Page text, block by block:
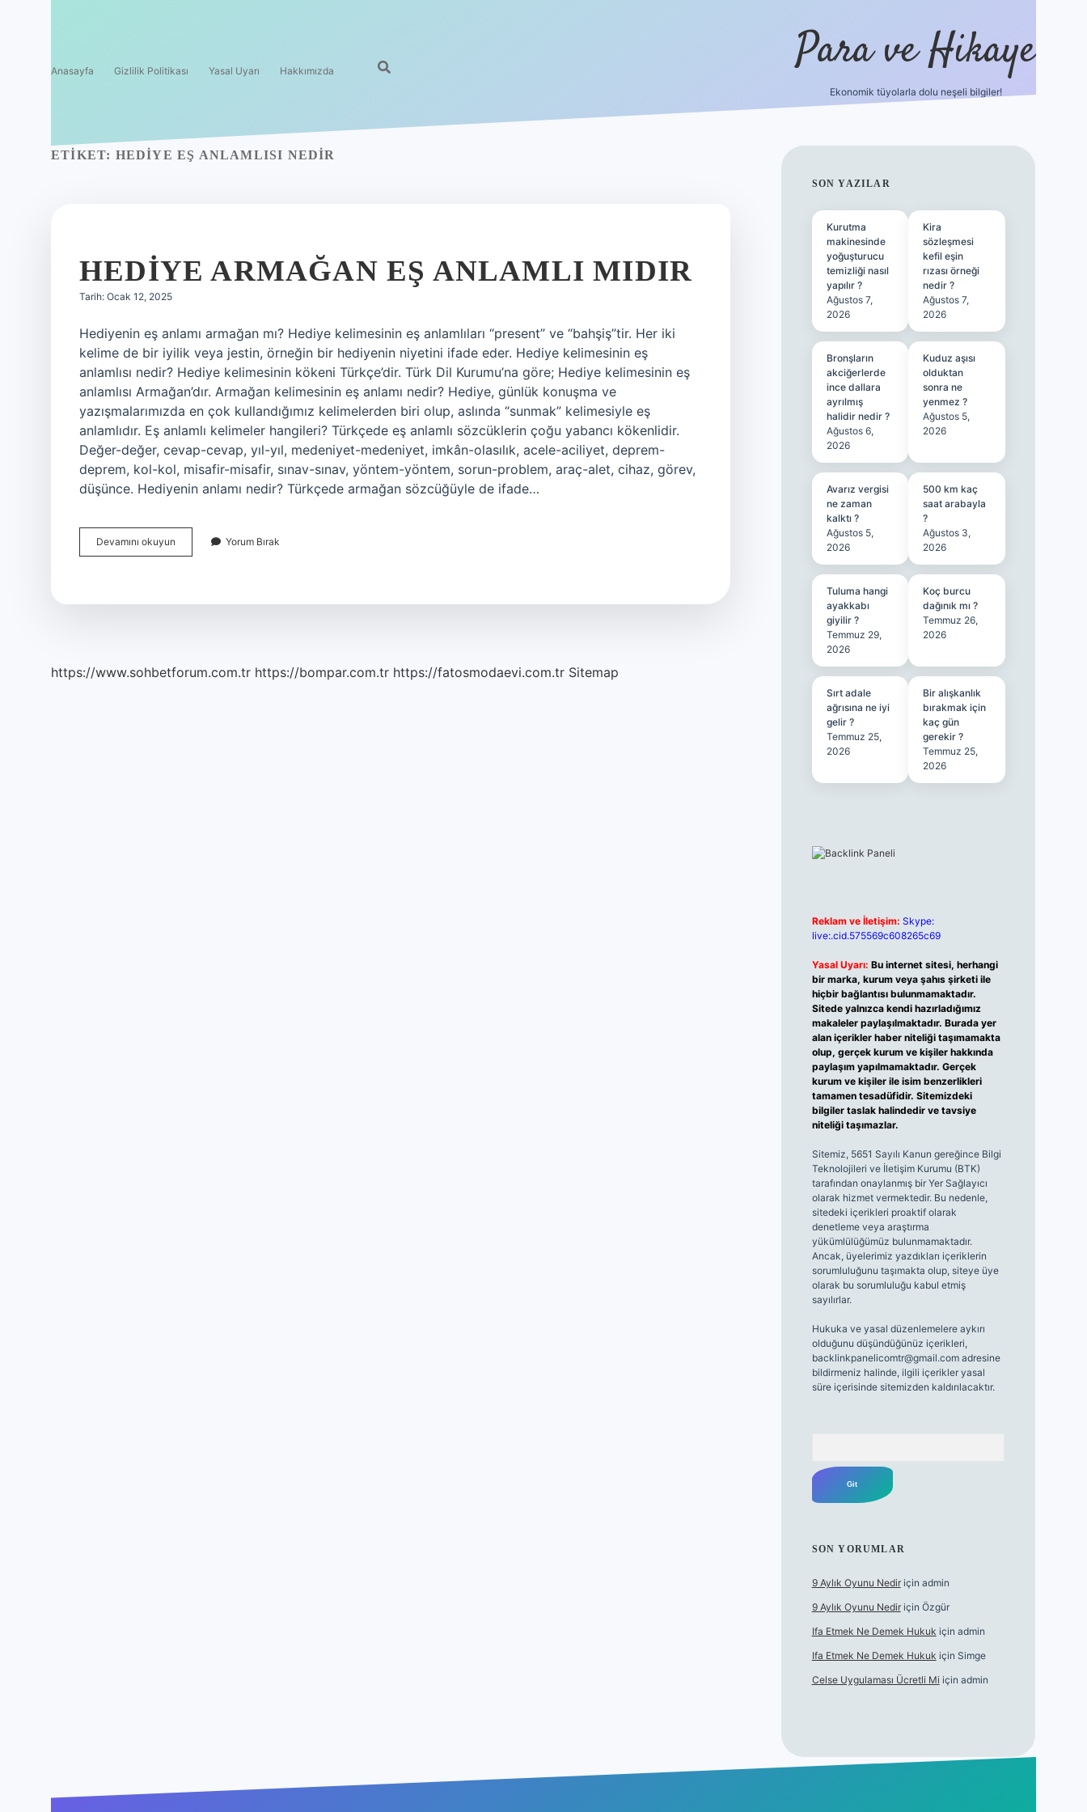
Anasayfa Gizlilik Politikası Yasal Uyarı Hakkımızda Para ve Hikaye
Ekonomik tüyolarla dolu neşeli bilgiler!
ETIKET: HEDIYE EŞ ANLAMLISI NEDIR
HEDIYE ARMAĞAN EŞ ANLAMLI MIDIR
Tarih: Ocak 12, 2025
Hediyenin eş anlamı armağan mı? Hediye kelimesinin eş anlamlıları “present” ve “bahşiş”tir. Her iki
kelime de bir iyilik veya jestin, örneğin bir hediyenin niyetini ifade eder. Hediye kelimesinin eş
anlamlısı nedir? Hediye kelimesinin kökeni Türkçe’dir. Türk Dil Kurumu’na göre; Hediye kelimesinin eş
anlamlısı Armağan’dır. Armağan kelimesinin eş anlamı nedir? Hediye, günlük konuşma ve
yazışmalarımızda en çok kullandığımız kelimelerden biri olup, aslında “sunmak” kelimesiyle eş
anlamlıdır. Eş anlamlı kelimeler hangileri? Türkçede eş anlamlı sözcüklerin çoğu yabancı kökenlidir.
Değer-değer, cevap-cevap, yıl-yıl, medeniyet-medeniyet, imkân-olasılık, acele-aciliyet, deprem-
deprem, kol-kol, misafir-misafir, sınav-sınav, yöntem-yöntem, sorun-problem, araç-alet, cihaz, görev,
düşünce. Hediyenin anlamı nedir? Türkçede armağan sözcüğüyle de ifade…
Devamını okuyun
Armağan
Yorum Bırak
https://www.sohbetforum.com.tr https://bompar.com.tr https://fatosmodaevi.com.tr Sitemap
SIDEBAR
SON YAZILAR
Kurutma
makinesinde
yoğuşturucu
temizliği nasıl
yapılır ?
Ağustos 7,
2026
Kira
sözleşmesi
kefil eşin
rızası örneği
nedir ?
Ağustos 7,
2026
Bronşların
akciğerlerde
ince dallara
ayrılmış
halidir nedir ?
Ağustos 6,
2026
Kuduz aşısı
olduktan
sonra ne
yenmez ?
Ağustos 5,
2026
Avarız vergisi
ne zaman
kalktı ?
Ağustos 5,
2026
500 km kaç
saat arabayla
?
Ağustos 3,
2026
Tuluma hangi
ayakkabı
giyilir ?
Temmuz 29,
2026
Koç burcu
dağınık mı ?
Temmuz 26,
2026
Sırt adale
ağrısına ne iyi
gelir ?
Temmuz 25,
2026
Bir alışkanlık
bırakmak için
kaç gün
gerekir ?
Temmuz 25,
2026
Reklam ve İletişim: Skype:
live:.cid.575569c608265c69
Yasal Uyarı: Bu internet sitesi, herhangi
bir marka, kurum veya şahıs şirketi ile
hiçbir bağlantısı bulunmamaktadır.
Sitede yalnızca kendi hazırladığımız
makaleler paylaşılmaktadır. Burada yer
alan içerikler haber niteliği taşımamakta
olup, gerçek kurum ve kişiler hakkında
paylaşım yapılmamaktadır. Gerçek
kurum ve kişiler ile isim benzerlikleri
tamamen tesadüfidir. Sitemizdeki
bilgiler taslak halindedir ve tavsiye
niteliği taşımazlar.
Sitemiz, 5651 Sayılı Kanun gereğince Bilgi
Teknolojileri ve İletişim Kurumu (BTK)
tarafından onaylanmış bir Yer Sağlayıcı
olarak hizmet vermektedir. Bu nedenle,
sitedeki içerikleri proaktif olarak
denetleme veya araştırma
yükümlülüğümüz bulunmamaktadır.
Ancak, üyelerimiz yazdıkları içeriklerin
sorumluluğunu taşımakta olup, siteye üye
olarak bu sorumluluğu kabul etmiş
sayılırlar.
Hukuka ve yasal düzenlemelere aykırı
olduğunu düşündüğünüz içerikleri,
backlinkpanelicomtr@gmail.comadresine
bildirmeniz halinde, ilgili içerikler yasal
süre içerisinde sitemizden kaldırılacaktır.
SON YORUMLAR
9 Aylık Oyunu Nediriçin admin
9 Aylık Oyunu Nediriçin Özgür
Ifa Etmek Ne Demek Hukuk için admin
Ifa Etmek Ne Demek Hukuk için Simge
Celse Uygulaması Ücretli Mi için admin
https://elexbetgiris.org/